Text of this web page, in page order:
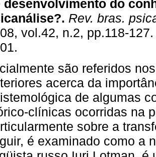
desenvolvimento do
. Rev. bras.
vol.42, n.2, pp.118-
são referidos
acerca da
de algumas
clínicas ocorridas na
sobre a
é examinado como a